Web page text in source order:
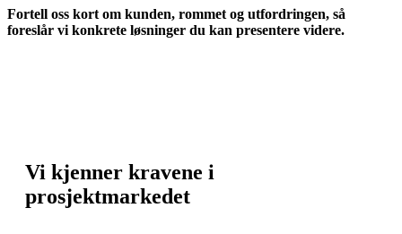
Fortell oss kort om kunden, rommet og utfordringen, så
foreslår vi konkrete løsninger du kan presentere videre.
Vi kjenner kravene i
prosjektmarkedet